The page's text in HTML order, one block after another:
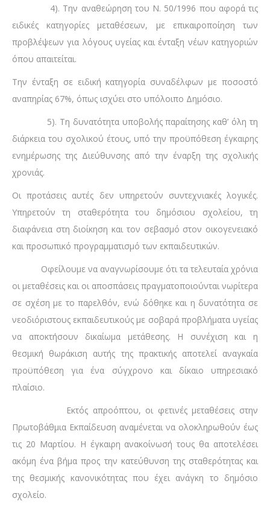
4). Την αναθεώρηση του Ν. 50/1996 που αφορά τις
ειδικές κατηγορίες μεταθέσεων, με επικαιροποίηση των
προβλέψεων για λόγους υγείας και ένταξη νέων κατηγοριών
όπου απαιτείται.
Την ένταξη σε ειδική κατηγορία συναδέλφων με ποσοστό
αναπηρίας 67%, όπως ισχύει στο υπόλοιπο Δημόσιο.
5). Τη δυνατότητα υποβολής παραίτησης καθ’ όλη τη
διάρκεια του σχολικού έτους, υπό την προϋπόθεση έγκαιρης
ενημέρωσης της Διεύθυνσης από την έναρξη της σχολικής
χρονιάς.
Οι προτάσεις αυτές δεν υπηρετούν συντεχνιακές λογικές.
Υπηρετούν τη σταθερότητα του δημόσιου σχολείου, τη
διαφάνεια στη διοίκηση και τον σεβασμό στον οικογενειακό
και προσωπικό προγραμματισμό των εκπαιδευτικών.
Οφείλουμε να αναγνωρίσουμε ότι τα τελευταία χρόνια
οι μεταθέσεις και οι αποσπάσεις πραγματοποιούνται νωρίτερα
σε σχέση με το παρελθόν, ενώ δόθηκε και η δυνατότητα σε
νεοδιόριστους εκπαιδευτικούς με σοβαρά προβλήματα υγείας
να αποκτήσουν δικαίωμα μετάθεσης. Η συνέχιση και η
θεσμική θωράκιση αυτής της πρακτικής αποτελεί αναγκαία
προϋπόθεση για ένα σύγχρονο και δίκαιο υπηρεσιακό
πλαίσιο.
Εκτός απροόπτου, οι φετινές μεταθέσεις στην
Πρωτοβάθμια Εκπαίδευση αναμένεται να ολοκληρωθούν έως
τις 20 Μαρτίου. Η έγκαιρη ανακοίνωσή τους θα αποτελέσει
ακόμη ένα βήμα προς την κατεύθυνση της σταθερότητας και
της θεσμικής κανονικότητας που έχει ανάγκη το δημόσιο
σχολείο.